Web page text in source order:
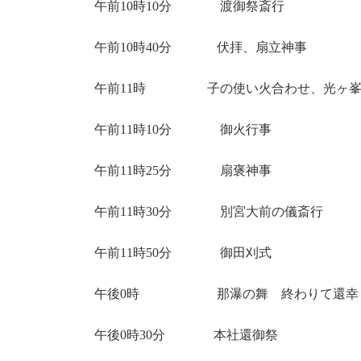
午前10時10分 渡御祭斎行
午前10時40分 伏拝、扇立神事
午前11時 子の使い火合わせ、光ヶ峯
午前11時10分 御火行事
午前11時25分 扇褒神事
午前11時30分 別宮大前の儀斎行
午前11時50分 御田刈式
午後0時 那瀑の舞 終わりて還幸
午後0時30分 本社還御祭